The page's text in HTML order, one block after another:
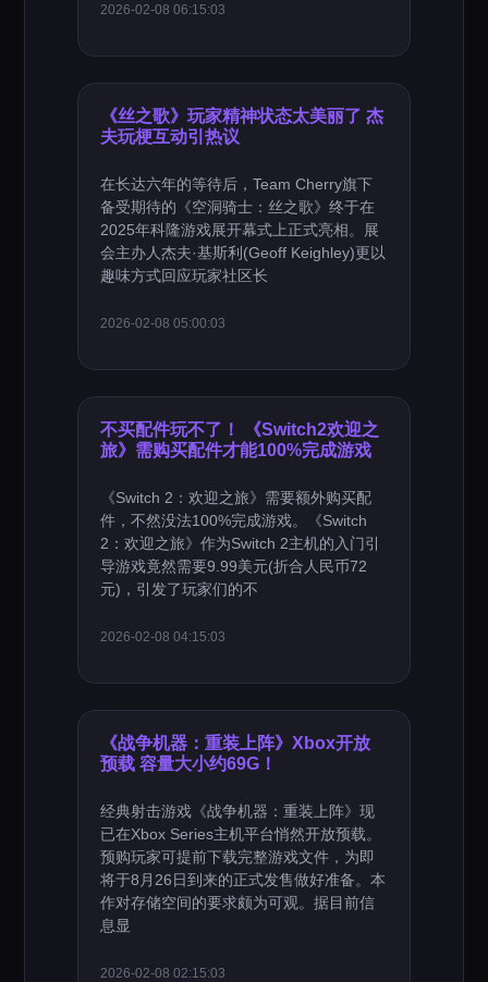
2026-02-08 06:15:03
《丝之歌》玩家精神状态太美丽了 杰
夫玩梗互动引热议
在长达六年的等待后，Team Cherry旗下
备受期待的《空洞骑士：丝之歌》终于在
2025年科隆游戏展开幕式上正式亮相。展
会主办人杰夫·基斯利(Geoff Keighley)更以
趣味方式回应玩家社区长
2026-02-08 05:00:03
不买配件玩不了！ 《Switch2欢迎之
旅》需购买配件才能100%完成游戏
《Switch 2：欢迎之旅》需要额外购买配
件，不然没法100%完成游戏。《Switch
2：欢迎之旅》作为Switch 2主机的入门引
导游戏竟然需要9.99美元(折合人民币72
元)，引发了玩家们的不
2026-02-08 04:15:03
《战争机器：重装上阵》Xbox开放
预载 容量大小约69G！
经典射击游戏《战争机器：重装上阵》现
已在Xbox Series主机平台悄然开放预载。
预购玩家可提前下载完整游戏文件，为即
将于8月26日到来的正式发售做好准备。本
作对存储空间的要求颇为可观。据目前信
息显
2026-02-08 02:15:03